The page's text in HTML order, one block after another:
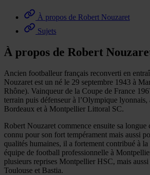
À propos de Robert Nouzaret
Sujets
À propos de Robert
Ancien footballeur français reconverti en
Nouzaret est un né le 29 septembre 1943 à
Rhône). Vainqueur de la Coupe de France
terrain puis défenseur à l’Olympique
Bordeaux et à Montpellier Littoral SC.
Robert Nouzaret commence ensuite sa longue
connu pour son fort tempérament mais aussi
qualités humaines, il a fortement contribué à la
équipe de football professionnelle à
plusieurs reprises Montpellier HSC, mais
Toulouse et Bastia.